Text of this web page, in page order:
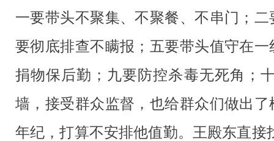
一要带头不聚集、不聚餐、不串门；
要彻底排查不瞒报；五要带头值守在
捐物保后勤；九要防控杀毒无死角；
墙，接受群众监督，也给群众们做出
年纪，打算不安排他值勤。王殿东直